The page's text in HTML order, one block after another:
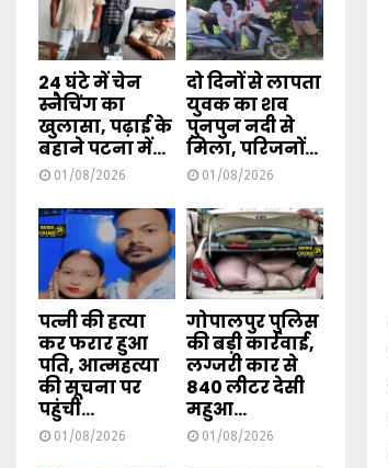
24 घंटे में चेन
स्नैचिंग का
खुलासा, पढ़ाई के
बहाने पटना में...
01/08/2026
दो दिनों से लापता
युवक का शव
पुनपुन नदी से
मिला, परिजनों...
01/08/2026
पत्नी की हत्या
कर फरार हुआ
पति, आत्महत्या
की सूचना पर
पहुंची...
01/08/2026
गोपालपुर पुलिस
की बड़ी कार्रवाई,
लग्जरी कार से
840 लीटर देसी
महुआ...
01/08/2026